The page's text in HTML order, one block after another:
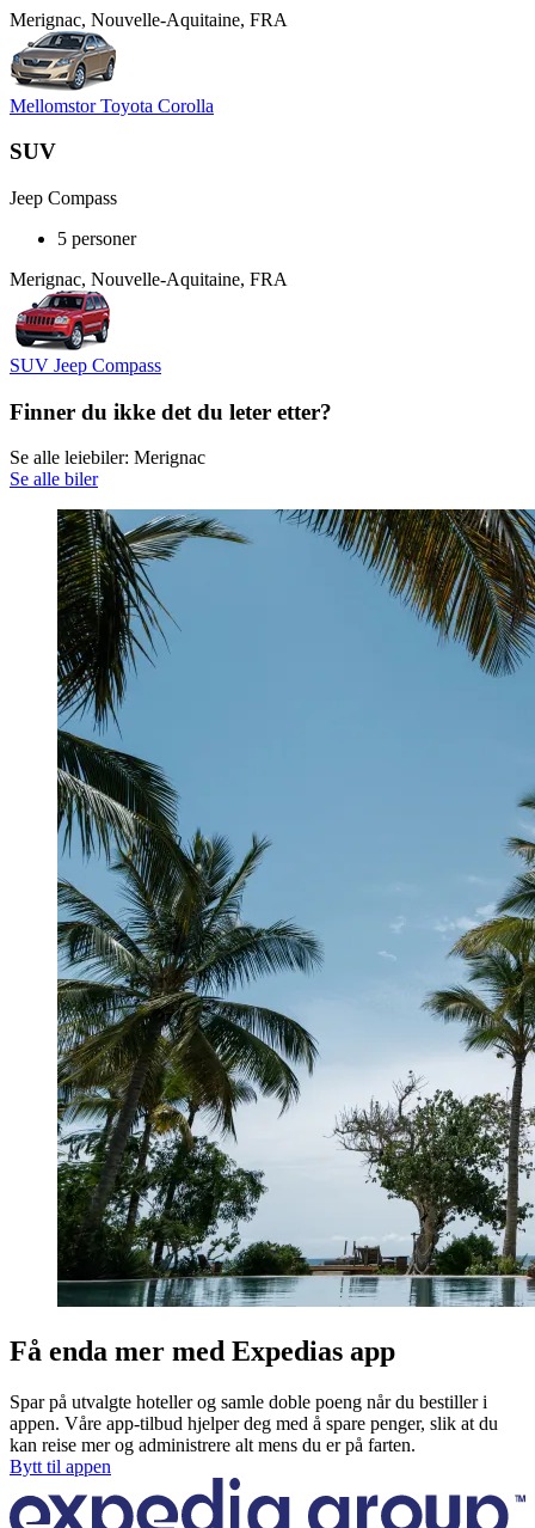
Merignac, Nouvelle-Aquitaine, FRA
Mellomstor Toyota Corolla
SUV
Jeep Compass
5 personer
Merignac, Nouvelle-Aquitaine, FRA
SUV Jeep Compass
Finner du ikke det du leter etter?
Se alle leiebiler: Merignac
Se alle biler
Få enda mer med Expedias app
Spar på utvalgte hoteller og samle doble poeng når du bestiller i
appen. Våre app-tilbud hjelper deg med å spare penger, slik at du
kan reise mer og administrere alt mens du er på farten.
Bytt til appen